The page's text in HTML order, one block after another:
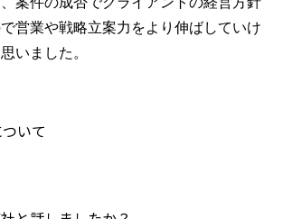
営業や戦略立案力をより伸ばしていけ
いました。
いて